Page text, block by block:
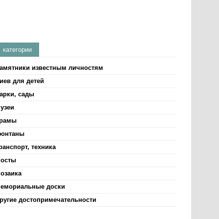
категории
известным личностям
для детей
сады
техника
доски
достопримечательности